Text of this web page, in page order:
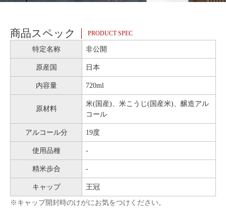
商品スペック PRODUCT SPEC
特定名称 非公開
原産国 日本
内容量 720ml
原材料
米(国産)、米こうじ(国産米)、醸造アル
コール
アルコール分 19度
使用品種 -
精米歩合 -
キャップ 王冠
※キャップ開封時のけがにお気をつけください。